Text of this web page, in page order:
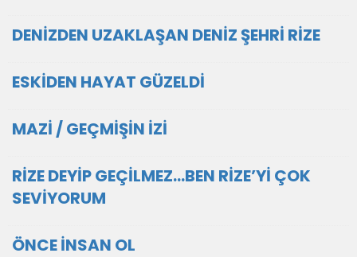
DENİZDEN UZAKLAŞAN DENİZ ŞEHRİ RİZE
ESKİDEN HAYAT GÜZELDİ
MAZİ / GEÇMİŞİN İZİ
RİZE DEYİP GEÇİLMEZ...BEN RİZE’Yİ ÇOK
SEVİYORUM
ÖNCE İNSAN OL